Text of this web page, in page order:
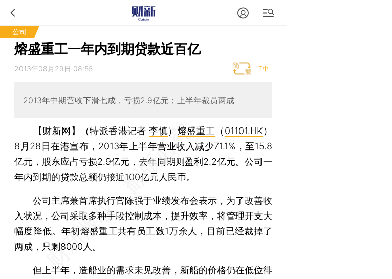
公司
熔盛重工一年内到期贷款近百亿
2013年08月29日 08:55 T中
2013年中期营收下滑七成，亏损2.9亿元；上半年裁员两成
【财新网】（特派香港记者李慎） 熔盛重工 （ 01101.HK）
8月28日在港宣布，2013年上半年营业收入减少71.1%，至15.8
亿元，股东应占亏损2.9亿元，去年同期则盈利2.2亿元。公司一
年内到期的贷款总额仍接近100亿元人民币。
公司主席兼首席执行官陈强于业绩发布会表示，为了改善收
入状况，公司采取多种手段控制成本，提升效率，将管理开支大
幅度降低。年初熔盛重工共有员工数1万余人，目前已经裁掉了
两成，只剩8000人。
但上半年，造船业的需求未见改善，新船的价格仍在低位徘